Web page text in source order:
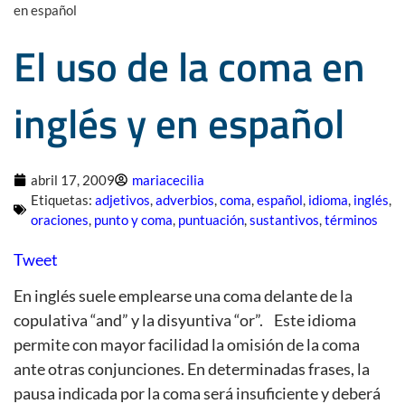
en español
El uso de la coma en
inglés y en español
abril 17, 2009
mariacecilia
Etiquetas: adjetivos,adverbios,coma,español, idioma, inglés,
oraciones, punto y coma, puntuación,sustantivos,términos
Tweet
En inglés suele emplearse una coma delante de la
copulativa “and” y la disyuntiva “or”. Este idioma
permite con mayor facilidad la omisión de la coma
ante otras conjunciones. En determinadas frases, la
pausa indicada por la coma será insuficiente y deberá